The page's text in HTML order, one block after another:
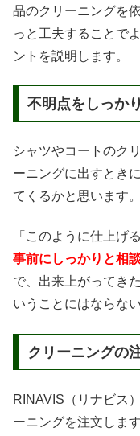
品のクリーニングを
っと工夫することで
ントを説明します。
不明点をしっか
シャツやコートのク
ーニングに出すとき
てくるかと思います。
「このように仕上げ
事前にしっかりと相
で、出来上がってき
いうことにはならな
クリーニングの
RINAVIS（リナビス
ーニングを注文しま